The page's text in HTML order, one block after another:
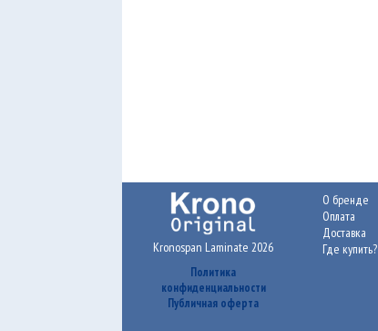
Kronospan Laminate 2026
Политика
конфиденциальности
Публичная оферта
О бренде
Оплата
Доставка
Где купить?